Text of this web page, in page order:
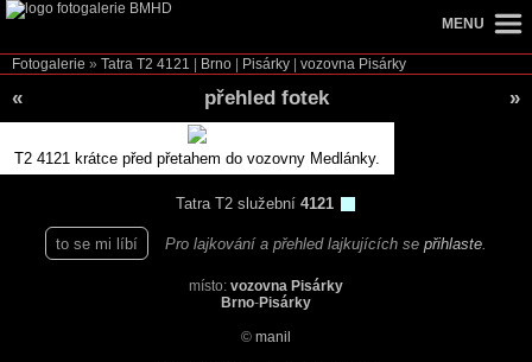
Fotogalerie » Tatra T2 4121 Brno Pisárky vozovna Pisárky
« přehled fotek »
T2 4121 krátce před přetahem do vozovny Medlánky.
Tatra T2 služební 4121
to se mi líbí Pro lajkování a přehled lajkujících se přihlaste
místo: vozovna Pisárky
Brno-Pisárky
© manil
MENU